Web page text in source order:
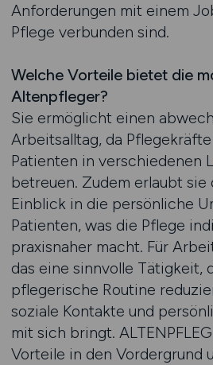
Anforderungen mit einem
Pflege verbunden sind.
Welche Vorteile bietet die
Altenpfleger?
Sie ermöglicht einen
Arbeitsalltag, da
Patienten in verschiedenen
betreuen. Zudem erlaubt sie
Einblick in die persönliche
Patienten, was die Pflege
praxisnaher macht. Für
das eine sinnvolle Tätigkeit,
pflegerische Routine
soziale Kontakte und
mit sich bringt.
Vorteile in den Vordergrund